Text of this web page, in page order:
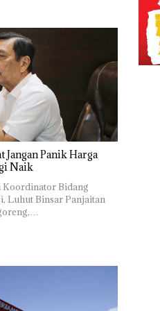
Panik Harga
Naik
Koordinator Bidang
Luhut Binsar Panjaitan